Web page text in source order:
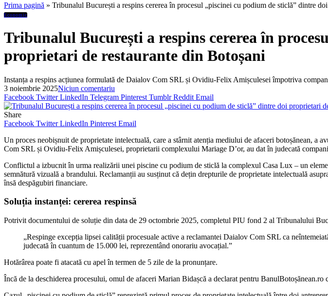
Prima pagină » Tribunalul București a respins cererea în procesul „piscinei cu podium de sticlă” dintre
Economic
Tribunalul București a respins cererea în
proprietari de restaurante din Botoșani
Instanța a respins acțiunea formulată de Daialov Com SRL și Ovidiu-Felix Amișculesei împotriva
3 noiembrie 2025Niciun comentariu
Facebook Twitter LinkedIn Telegram Pinterest Tumblr Reddit Email
Share
Facebook Twitter LinkedIn Pinterest Email
Un proces neobișnuit de proprietate intelectuală, care a stârnit atenția mediului de afaceri botoșănean,
Com SRL și Ovidiu-Felix Amișculesei, proprietarii complexului Mariage D’or, au dat în judecată
Conflictul a izbucnit în urma realizării unei piscine cu podium de sticlă la complexul Casa Lux – un
semnătură vizuală a brandului. Reclamanții au susținut că dețin drepturile de proprietate intelectuală
însă despăgubiri financiare.
Soluția instanței: cererea respinsă
Potrivit documentului de soluție din data de 29 octombrie 2025, completul PIU fond 2 al Tribunalului
„Respinge excepția lipsei calității procesuale active a reclamantei Daialov Com SRL ca
judecată în cuantum de 15.000 lei, reprezentând onorariu avocațial.”
Hotărârea poate fi atacată cu apel în termen de 5 zile de la pronunțare.
Încă de la deschiderea procesului, omul de afaceri Marian Bidașcă a declarat pentru BanulBotoșănean.ro